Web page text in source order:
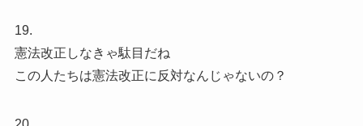
19.
憲法改正しなきゃ駄目だね
この人たちは憲法改正に反対なんじゃないの？